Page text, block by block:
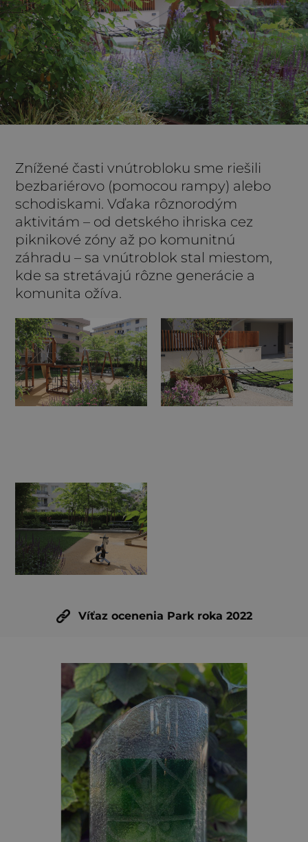
Znížené časti vnútrobloku sme riešili
bezbariérovo (pomocou rampy) alebo
schodiskami. Vďaka rôznorodým
aktivitám – od detského ihriska cez
piknikové zóny až po komunitnú
záhradu – sa vnútroblok stal miestom,
kde sa stretávajú rôzne generácie a
komunita ožíva.
Víťaz ocenenia Park roka 2022